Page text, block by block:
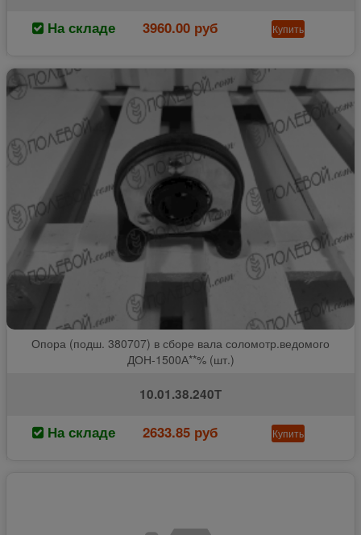
На складе 3960.00 руб Купить
Опора (подш. 380707) в сборе вала соломотр.ведомого
ДОН-1500А**% (шт.)
10.01.38.240Т
На складе 2633.85 руб Купить